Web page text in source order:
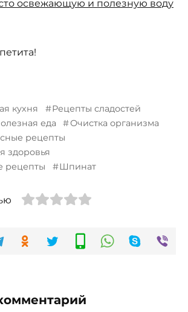
освежающую и полезную воду
кухня
Рецепты сладостей
еда
Очистка организма
рецепты
здоровья
рецепты
Шпинат